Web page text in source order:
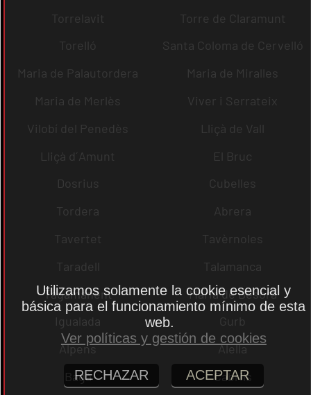
Torrelavit
Torre de Claramunt
Torelló
Santa Coloma de Cervelló
Maria de Palautordera
Maria de Miralles
Maria de Merlès
Viver i Serrateix
Vilobí del Penedès
Lliçà de Vall
Lliçà d´Amunt
El Bruc
Dosrius
Cubelles
Tordera
Abrera
Tavertet
Tavèrnoles
Taradell
Talamanca
Tagamanent
Maria de Besora
Igualada
Gurb
Alpens
Alella
Bagà
Cabrils
Utilizamos solamente la cookie esencial y
básica para el funcionamiento mínimo de esta
web.
Ver políticas y gestión de cookies
RECHAZAR ACEPTAR